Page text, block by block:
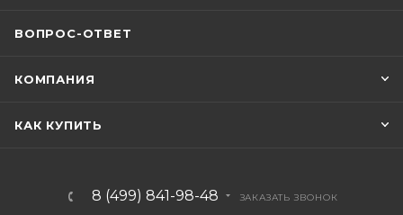
ВОПРОС-ОТВЕТ
КОМПАНИЯ
КАК КУПИТЬ
8 (499) 841-98-48 ЗАКАЗАТЬ ЗВОНОК